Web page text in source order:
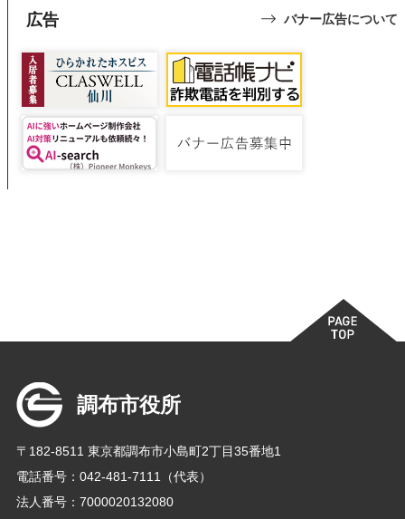
広告 バナー広告について
調布市役所
〒182-8511 東京都調布市小島町2丁目35番地1
電話番号：042-481-7111（代表）
法人番号：7000020132080